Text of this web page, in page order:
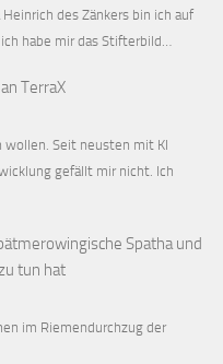
des Zänkers bin ich auf
habe mir das Stifterbild…
TerraX
wollen. Seit neusten mit KI
gefällt mir nicht. Ich
Spatha und
tun hat
im Riemendurchzug der